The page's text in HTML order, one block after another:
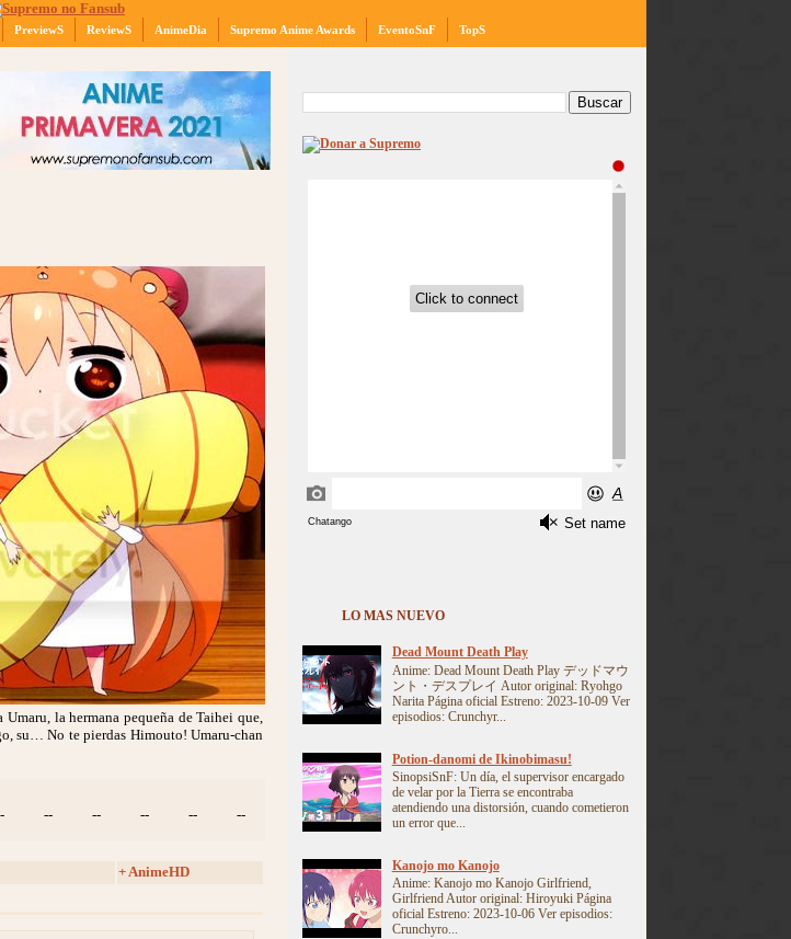
PreviewS ReviewS AnimeDia Supremo Anime Awards EventoSnF TopS
la hermana pequeña de Taihei que,
su… No te pierdas Himouto! Umaru-chan
-- -- -- -- --
+ AnimeHD
LO MAS NUEVO
Dead Mount Death Play
Anime: Dead Mount Death Play デッドマウ
ント・デスプレイ Autor original: Ryohgo
Narita Página oficial Estreno: 2023-10-09 Ver
episodios: Crunchyr...
Potion-danomi de Ikinobimasu!
SinopsiSnF: Un día, el supervisor encargado
de velar por la Tierra se encontraba
atendiendo una distorsión, cuando cometieron
un error que...
Kanojo mo Kanojo
Anime: Kanojo mo Kanojo Girlfriend,
Girlfriend Autor original: Hiroyuki Página
oficial Estreno: 2023-10-06 Ver episodios:
Crunchyro...